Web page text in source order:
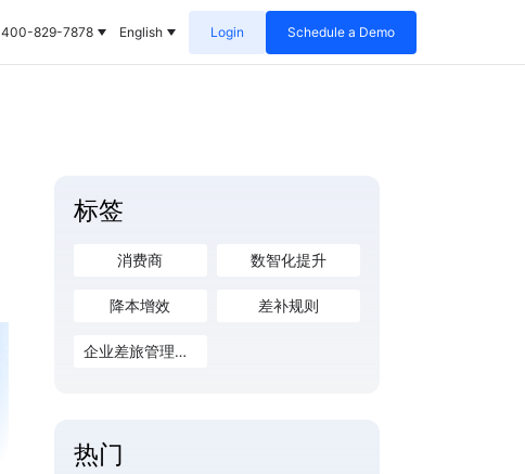
400-829-7878 English Login Schedule a Demo
标签
消费商 数智化提升
降本增效 差补规则
企业差旅管理平台
热门